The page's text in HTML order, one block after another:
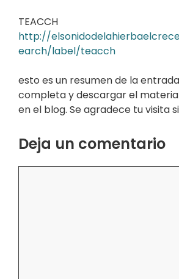
TEACCH
http://
earch/label/teacch
esto es un resumen de la
completa y descargar el
en el blog. Se agradece tu visita
Deja un comentario